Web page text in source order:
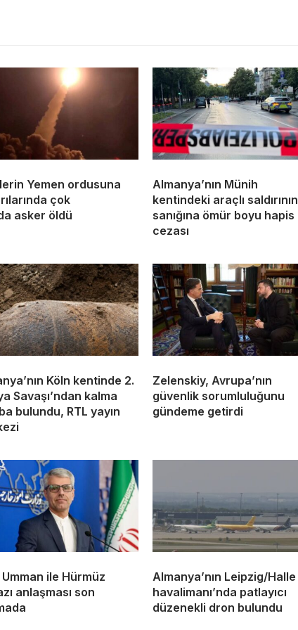
Yemen ordusuna
çok
asker öldü
Almanya’nın Münih
kentindeki araçlı saldırının
sanığına ömür boyu hapis
cezası
Köln kentinde 2.
Savaşı’ndan kalma
bulundu, RTL yayın
Zelenskiy, Avrupa’nın
güvenlik sorumluluğunu
gündeme getirdi
ile Hürmüz
anlaşması son
Almanya’nın Leipzig/Halle
havalimanı’nda patlayıcı
düzenekli dron bulundu